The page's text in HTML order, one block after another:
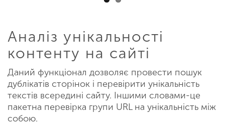
Аналіз унікальності
контенту на сайті
Даний функціонал дозволяє провести пошук
дублікатів сторінок і перевірити унікальність
текстів всередині сайту. Іншими словами-це
пакетна перевірка групи URL на унікальність між
собою.